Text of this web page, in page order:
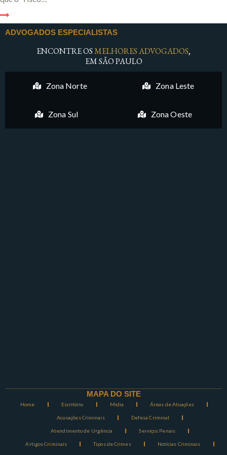
ADVOGADOS ESPECIALISTAS
ENCONTRE OSMELHORES ADVOGADOS,
EM SÃO PAULO
Zona Norte Zona Leste
Zona Sul Zona Oeste
MAPA DO SITE
Home Escritório Mídia Áreas de Atuações
Acusações Criminais Defesa Criminal
Atendimento de Urgência Serviços Penais
Artigos Criminais Tipos de Crimes Notícias Criminais